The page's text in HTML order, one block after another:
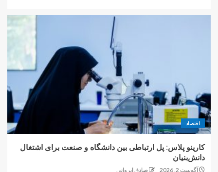
اقتصاد
کارینو پلاس: پل ارتباطی بین دانشگاه و صنعت برای اشتغال
دانش‌بنیان
آگوست 2, 2026 صادق ایروانی